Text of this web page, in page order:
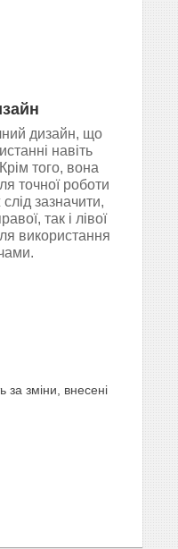
дизайн, що
навіть
того, вона
точної роботи
зазначити,
так і лівої
використання
за зміни, внесені